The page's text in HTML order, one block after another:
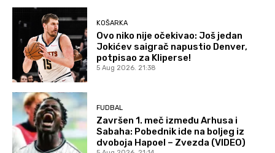
KOŠARKA
Ovo niko nije očekivao: Još jedan
Jokićev saigrač napustio Denver,
potpisao za Kliperse!
5 Aug 2026. 21:38
FUDBAL
Završen 1. meč između Arhusa i
Sabaha: Pobednik ide na boljeg iz
dvoboja Hapoel – Zvezda (VIDEO)